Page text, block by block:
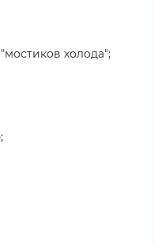
холода";